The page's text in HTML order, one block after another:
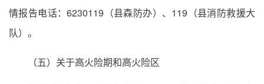
情报告电话：6230119（县森防办）、119（县消防救援大
队）。
（五）关于高火险期和高火险区